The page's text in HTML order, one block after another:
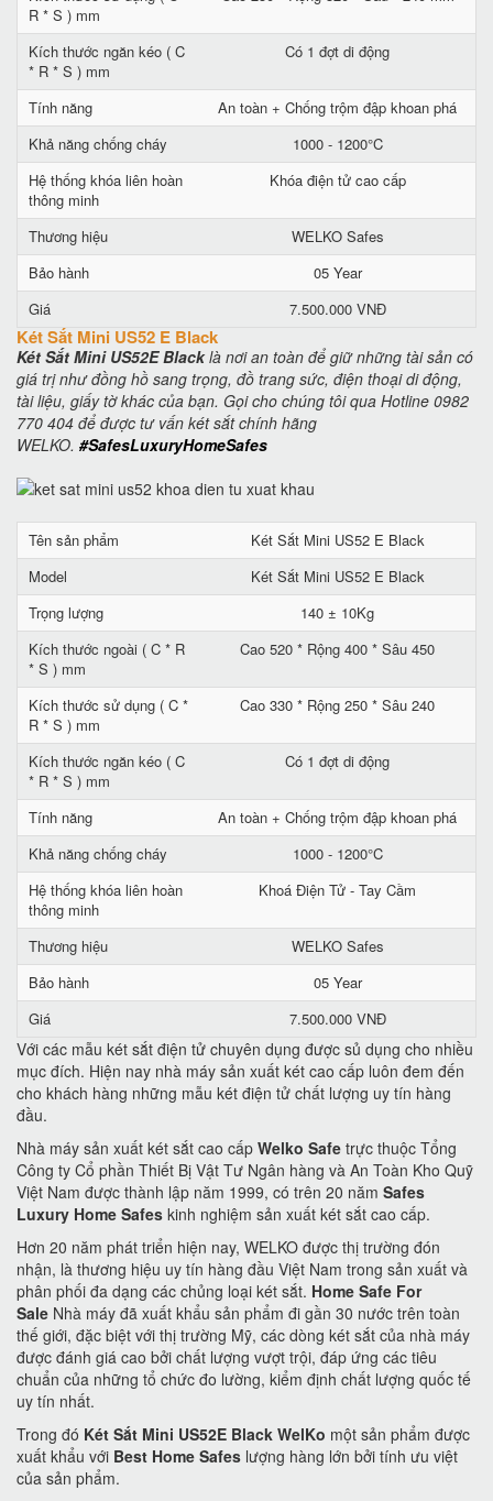
R * S ) mm
Kích thước ngăn kéo ( C
* R * S ) mm
Có 1 đợt di động
Tính năng
An toàn + Chống trộm đập khoan phá
Khả năng chống cháy
1000 - 1200°C
Hệ thống khóa liên hoàn
thông minh
Khóa điện tử cao cấp
Thương hiệu
WELKO Safes
Bảo hành
05 Year
Giá
7.500.000 VNĐ
Két Sắt Mini US52 E Black
Két Sắt Mini US52E Blacklà nơi an toàn để giữ những tài sản có
giá trị như đồng hồ sang trọng, đồ trang sức, điện thoại di động,
tài liệu, giấy tờ khác của bạn. Gọi cho chúng tôi qua Hotline 0982
770 404 để được tư vấn két sắt chính hãng
WELKO. #SafesLuxuryHomeSafes
Tên sản phẩm
Két Sắt Mini US52 E Black
Model
Két Sắt Mini US52 E Black
Trọng lượng
140 ± 10Kg
Kích thước ngoài ( C * R
* S ) mm
Cao 520 * Rộng 400 * Sâu 450
Kích thước sử dụng ( C *
R * S ) mm
Cao 330 * Rộng 250 * Sâu 240
Kích thước ngăn kéo ( C
* R * S ) mm
Có 1 đợt di động
Tính năng
An toàn + Chống trộm đập khoan phá
Khả năng chống cháy
1000 - 1200°C
Hệ thống khóa liên hoàn
thông minh
Khoá Điện Tử - Tay Cầm
Thương hiệu
WELKO Safes
Bảo hành
05 Year
Giá
7.500.000 VNĐ
Với các mẫu két sắt điện tử chuyên dụng được sủ dụng cho nhiều
mục đích. Hiện nay nhà máy sản xuất két cao cấp luôn đem đến
cho khách hàng những mẫu két điện tử chất lượng uy tín hàng
đầu.
Nhà máy sản xuất két sắt cao cấp Welko Safe trực thuộc Tổng
Công ty Cổ phần Thiết Bị Vật Tư Ngân hàng và An Toàn Kho Quỹ
Việt Nam được thành lập năm 1999, có trên 20 năm Safes
Luxury Home Safes kinh nghiệm sản xuất két sắt cao cấp.
Hơn 20 năm phát triển hiện nay, WELKO được thị trường đón
nhận, là thương hiệu uy tín hàng đầu Việt Nam trong sản xuất và
phân phối đa dạng các chủng loại két sắt. Home Safe For
Sale Nhà máy đã xuất khẩu sản phẩm đi gần 30 nước trên toàn
thế giới, đặc biệt với thị trường Mỹ, các dòng két sắt của nhà máy
được đánh giá cao bởi chất lượng vượt trội, đáp ứng các tiêu
chuẩn của những tổ chức đo lường, kiểm định chất lượng quốc tế
uy tín nhất.
Trong đó Két Sắt Mini US52E Black WelKo một sản phẩm được
xuất khẩu với Best Home Safes lượng hàng lớn bởi tính ưu việt
của sản phẩm.